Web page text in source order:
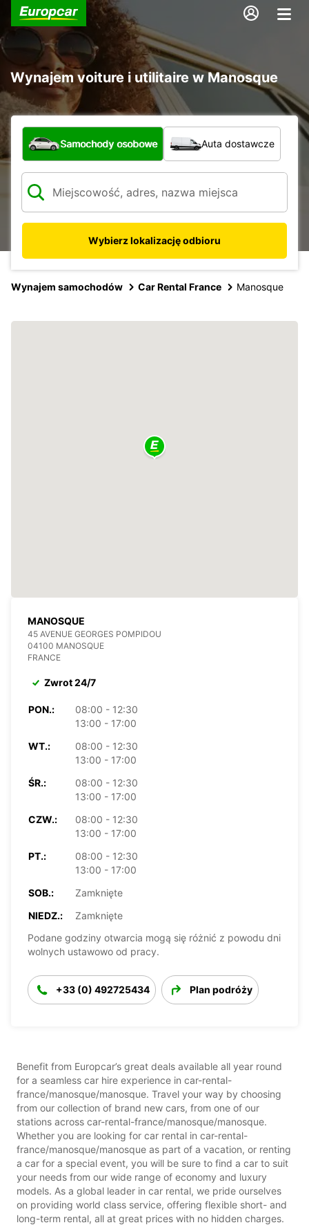
Wynajem voiture i utilitaire w Manosque
Jaki typ pojazdu?
Samochody osobowe Auta dostawcze
Wybierz lokalizację odbioru
Wynajem samochodów Car Rental France Manosque
MANOSQUE
45 AVENUE GEORGES POMPIDOU
04100 MANOSQUE
FRANCE
Zwrot 24/7
PON.:
08:00 - 12:30
13:00 - 17:00
WT.:
08:00 - 12:30
13:00 - 17:00
ŚR.:
08:00 - 12:30
13:00 - 17:00
CZW.:
08:00 - 12:30
13:00 - 17:00
PT.:
08:00 - 12:30
13:00 - 17:00
SOB.:
Zamknięte
NIEDZ.:
Zamknięte
Podane godziny otwarcia mogą się różnić z powodu dni
wolnych ustawowo od pracy.
+33 (0) 492725434 Plan podróży
Benefit from Europcar’s great deals available all year round
for a seamless car hire experience in car-rental-
france/manosque/manosque. Travel your way by choosing
from our collection of brand new cars, from one of our
stations across car-rental-france/manosque/manosque.
Whether you are looking for car rental in car-rental-
france/manosque/manosque as part of a vacation, or renting
a car for a special event, you will be sure to find a car to suit
your needs from our wide range of economy and luxury
models. As a global leader in car rental, we pride ourselves
on providing world class service, offering flexible short- and
long-term rental, all at great prices with no hidden charges.